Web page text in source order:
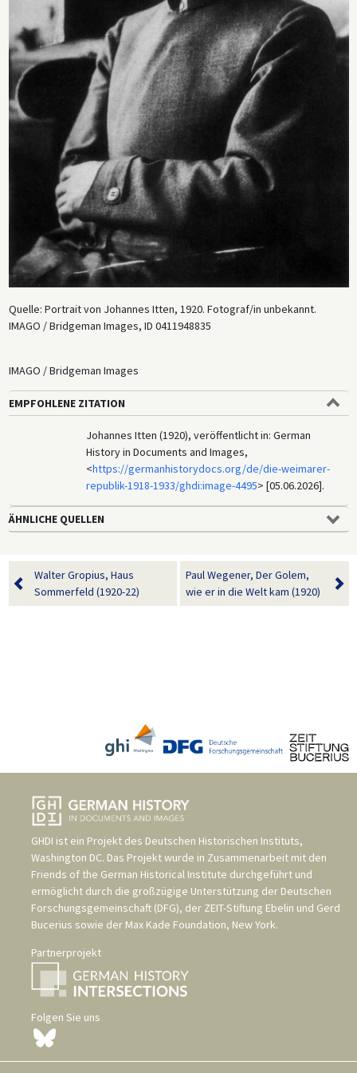
Quelle: Portrait von Johannes Itten, 1920. Fotograf/in unbekannt.
IMAGO / Bridgeman Images, ID 0411948835
IMAGO / Bridgeman Images
EMPFOHLENE ZITATION
Johannes Itten (1920), veröffentlicht in: German
History in Documents and Images,
<https://germanhistorydocs.org/de/die-weimarer-
republik-1918-1933/ghdi:image-4495> [05.06.2026].
ÄHNLICHE QUELLEN
Walter Gropius, Haus
Sommerfeld (1920-22)
Paul Wegener, Der Golem,
wie er in die Welt kam (1920)
GHDI ist ein Projekt des Deutschen Historischen Instituts,
Washington DC. Das Projekt wurde in Zusammenarbeit mit den
Friends of the German Historical Institute durchgeführt und
ermöglicht durch die großzügige Unterstützung der Deutschen
Forschungsgemeinschaft (DFG), der ZEIT-Stiftung Ebelin und Gerd
Bucerius sowie der Max Kade Foundation, New York.
Partnerprojekt
Folgen Sie uns